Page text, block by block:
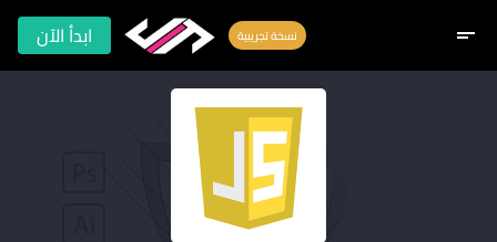
short_text نسخة تجريبية ابدأ الآن